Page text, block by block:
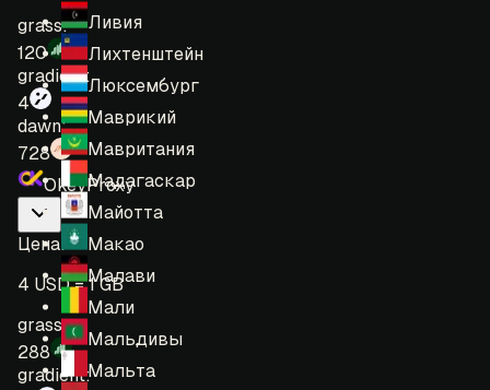
Ливия
Лихтенштейн
Люксембург
Маврикий
Мавритания
Мадагаскар
Майотта
Макао
Малави
Мали
Мальдивы
Мальта
grass:
120
gradient:
4
dawn:
728
OkeyProxy
Цена:
4 USD = 1 GB
grass:
288
gradient: